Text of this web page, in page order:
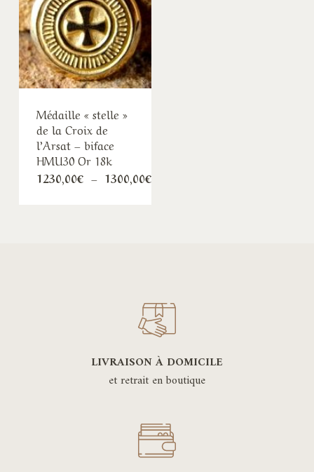
Médaille « stelle »
de la Croix de
l’Arsat – biface
HMU30 Or 18k
1230,00€ – 1300,00€Plage
de
LIVRAISON À DOMICILE
et retrait en boutique